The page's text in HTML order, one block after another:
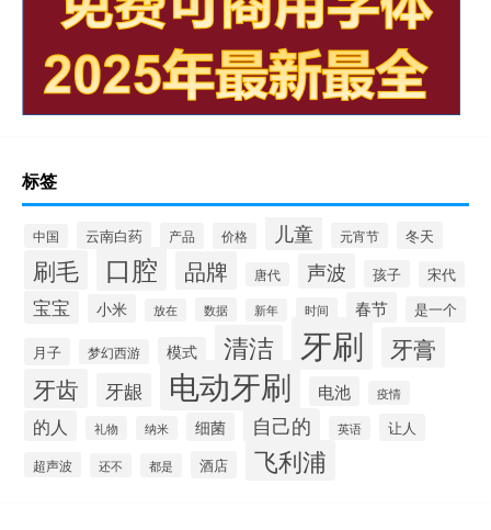
标签
中国 云南白药 产品 价格 儿童 元宵节 冬天
刷毛 口腔 品牌 唐代 声波 孩子 宋代
宝宝 小米 放在 数据 新年 时间 春节 是一个
月子 梦幻西游 模式 清洁 牙刷 牙膏
牙齿 牙龈 电动牙刷 电池 疫情
的人 礼物 纳米 细菌 自己的 英语 让人
超声波 还不 都是 酒店 飞利浦